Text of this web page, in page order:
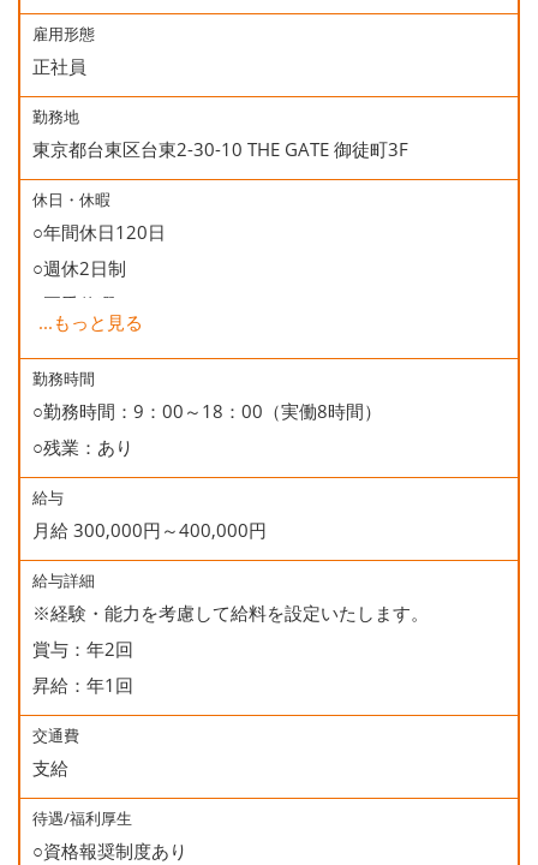
雇用形態
正社員
勤務地
東京都台東区台東2-30-10 THE GATE 御徒町3F
休日・休暇
○年間休日120日
○週休2日制
○夏季休暇
○年末年始休暇
○慶弔休暇
○有給休暇
○誕生日休暇
...もっと見る
勤務時間
○勤務時間：9：00～18：00（実働8時間）
○残業：あり
給与
月給 300,000円～400,000円
給与詳細
※経験・能力を考慮して給料を設定いたします。
賞与：年2回
昇給：年1回
交通費
支給
待遇/福利厚生
○資格報奨制度あり